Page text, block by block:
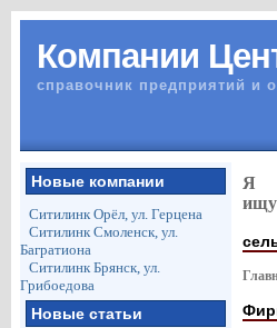
Компании
справочник предприятий и
Новые компании
Ситилинк Орёл, ул. Герцена
Ситилинк Смоленск, ул.
Багратиона
Ситилинк Брянск, ул.
Грибоедова
Новые статьи
Я